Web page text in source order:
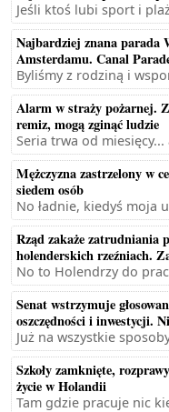
Jeśli ktoś lubi sport i
Najbardziej znana parada
Amsterdamu. Canal
Byliśmy z rodziną i
Alarm w straży pożarnej.
remiz, mogą zginąć ludzie
Seria trwa od
Mężczyzna zastrzelony w
siedem osób
No ładnie, kiedyś moja
Rząd zakaże zatrudniania
holenderskich rzeźniach.
No to Holendrzy do
Senat wstrzymuje
oszczędności i inwestycji.
Już na wszystkie
Szkoły zamknięte,
życie w Holandii
Tam gdzie pracuje nic